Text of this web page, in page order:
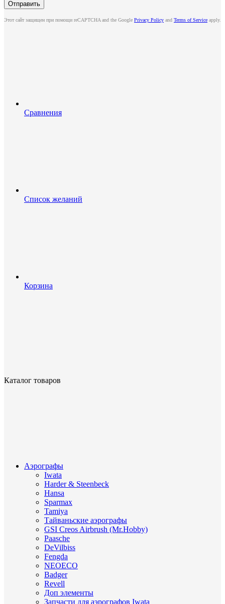
Этот сайт защищен при помощи reCAPTCHA and the Google Privacy Policy and Terms of Service apply.
Сравнения
Список желаний
Корзина
Каталог товаров
Аэрографы
Iwata
Harder & Steenbeck
Hansa
Sparmax
Tamiya
Тайваньские аэрографы
GSI Creos Airbrush (Mr.Hobby)
Paasche
DeVilbiss
Fengda
NEOECO
Badger
Revell
Доп элементы
Запчасти для аэрографов Iwata